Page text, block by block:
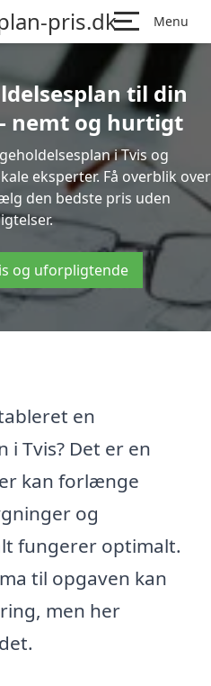
pris.dk Menu
til din
nemt og hurtigt
i Tvis og
eksperter. Få overblik over
den bedste pris uden
og uforpligtende
en
i Tvis? Det er en
kan forlænge
og
fungerer optimalt.
til opgaven kan
men her